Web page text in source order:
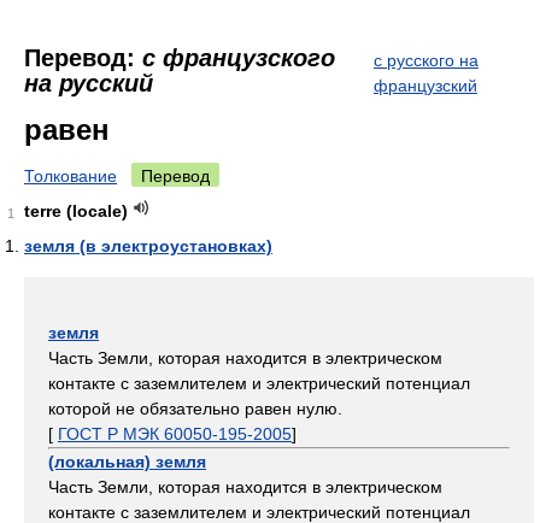
Перевод: с французского
на русский
с русского на
французский
равен
Толкование Перевод
1
terre (locale)
земля (в электроустановках)
земля
Часть Земли, которая находится в электрическом
контакте с заземлителем и электрический потенциал
которой не обязательно равен нулю.
[ ГОСТ Р МЭК 60050-195-2005]
(локальная) земля
Часть Земли, которая находится в электрическом
контакте с заземлителем и электрический потенциал